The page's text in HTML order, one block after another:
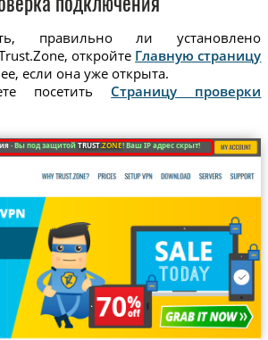
подключения
правильно ли установлено
откройте Главную страницу
если она уже открыта.
посетить Страницу проверки
·Вы под защитойTRUST.ZONE! Ваш IP адрес скрыт!